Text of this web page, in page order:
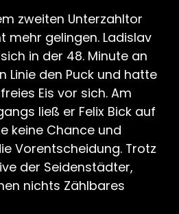
zweiten Unterzahltor
mehr gelingen. Ladislav
in der 48. Minute an
Linie den Puck und hatte
Eis vor sich. Am
ließ er Felix Bick auf
keine Chance und
Vorentscheidung. Trotz
der Seidenstädter,
nichts Zählbares